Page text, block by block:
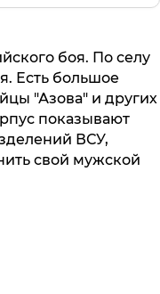
боя. По селу
Есть большое
"Азова" и других
показывают
ВСУ,
свой мужской